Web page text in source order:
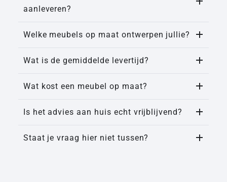
aanleveren?
Welke meubels op maat ontwerpen jullie?
Wat is de gemiddelde levertijd?
Wat kost een meubel op maat?
Is het advies aan huis echt vrijblijvend?
Staat je vraag hier niet tussen?